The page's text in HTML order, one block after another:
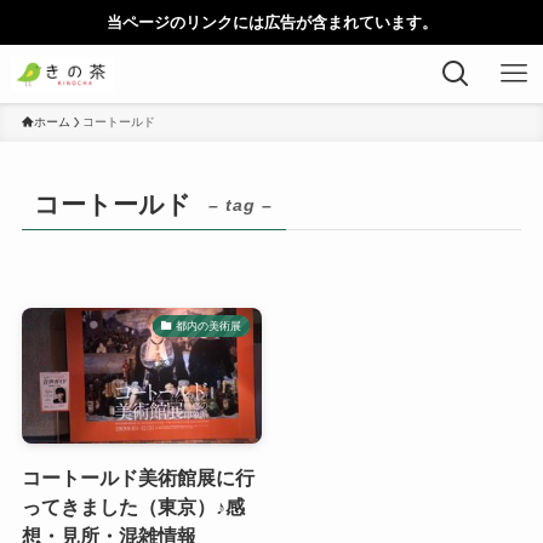
当ページのリンクには広告が含まれています。
ホーム コートールド
コートールド – tag –
都内の美術展
コートールド美術館展に行
ってきました（東京）♪感
想・見所・混雑情報